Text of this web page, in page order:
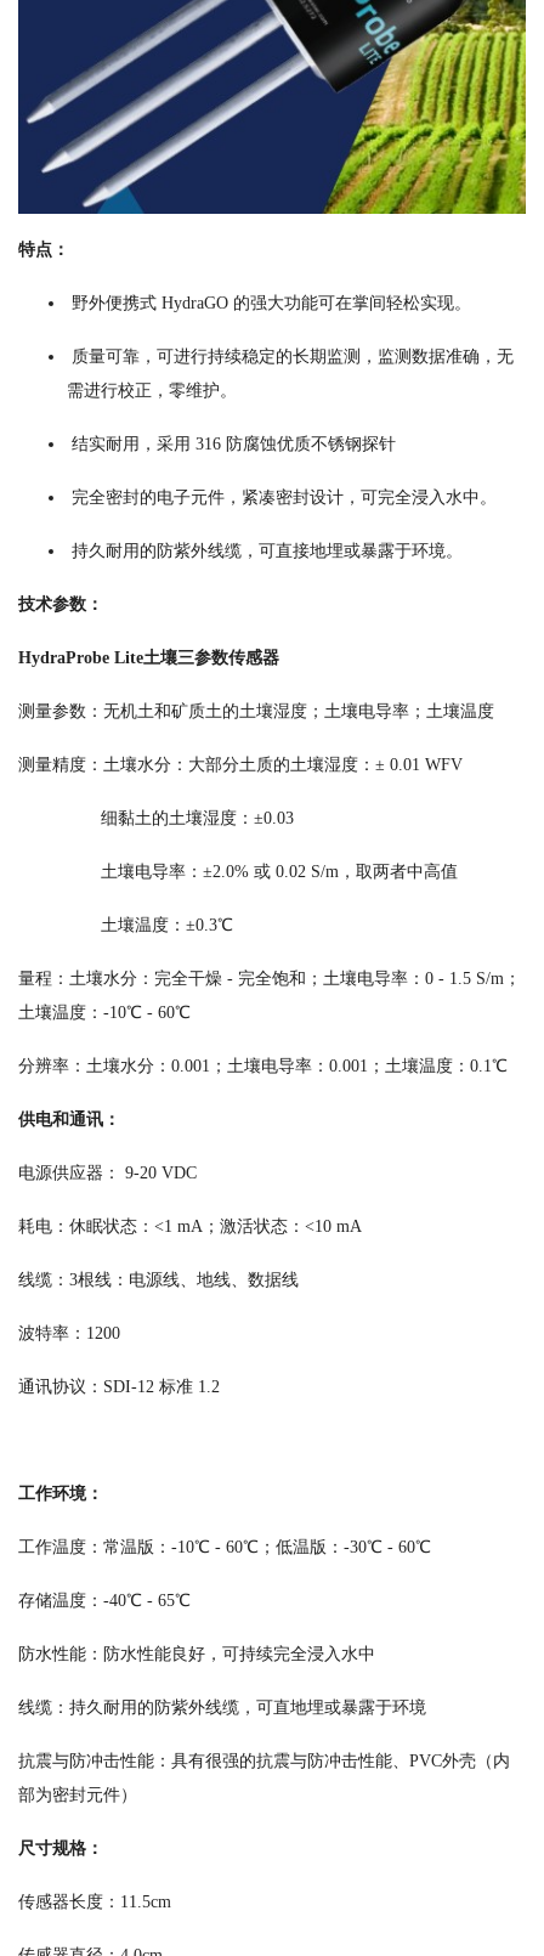
特点：
野外便携式 HydraGO 的强大功能可在掌间轻松实现。
质量可靠，可进行持续稳定的长期监测，监测数据准确，无
需进行校正，零维护。
结实耐用，采用 316 防腐蚀优质不锈钢探针
完全密封的电子元件，紧凑密封设计，可完全浸入水中。
持久耐用的防紫外线缆，可直接地埋或暴露于环境。
技术参数：
HydraProbe Lite土壤三参数传感器
测量参数：无机土和矿质土的土壤湿度；土壤电导率；土壤温度
测量精度：土壤水分：大部分土质的土壤湿度：± 0.01 WFV
细黏土的土壤湿度：±0.03
土壤电导率：±2.0% 或 0.02 S/m，取两者中高值
土壤温度：±0.3℃
量程：土壤水分：完全干燥 - 完全饱和； 土壤电导率：0 - 1.5 S/m；
土壤温度：-10℃ - 60℃
分辨率：土壤水分：0.001；土壤电导率：0.001；土壤温度：0.1℃
供电和通讯：
电源供应器： 9-20 VDC
耗电：休眠状态：<1 mA；激活状态：<10 mA
线缆：3根线：电源线、地线、数据线
波特率：1200
通讯协议：SDI-12 标准 1.2
工作环境：
工作温度：常温版：-10℃ - 60℃；低温版：-30℃ - 60℃
存储温度：-40℃ - 65℃
防水性能：防水性能良好，可持续完全浸入水中
线缆：持久耐用的防紫外线缆，可直地埋或暴露于环境
抗震与防冲击性能：具有很强的抗震与防冲击性能、PVC外壳（内
部为密封元件）
尺寸规格：
传感器长度：11.5cm